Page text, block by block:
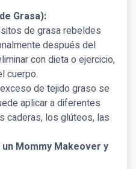
Grasa):
de grasa rebeldes
después del
con dieta o ejercicio,
cuerpo.
de tejido graso se
aplicar a diferentes
caderas, los glúteos, las
Mommy Makeover y